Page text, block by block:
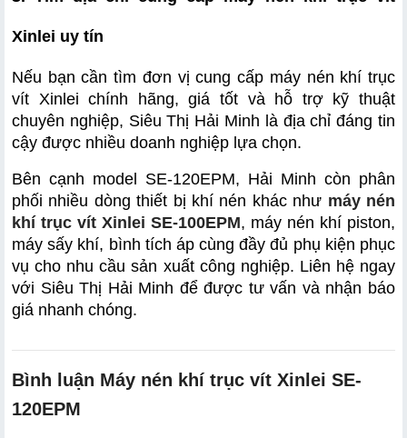
Xinlei uy tín
Nếu bạn cần tìm đơn vị cung cấp máy nén khí trục
vít Xinlei chính hãng, giá tốt và hỗ trợ kỹ thuật
chuyên nghiệp, Siêu Thị Hải Minh là địa chỉ đáng tin
cậy được nhiều doanh nghiệp lựa chọn.
Bên cạnh model SE-120EPM, Hải Minh còn phân
phối nhiều dòng thiết bị khí nén khác như máy nén
khí trục vít Xinlei SE-100EPM, máy nén khí piston,
máy sấy khí, bình tích áp cùng đầy đủ phụ kiện phục
vụ cho nhu cầu sản xuất công nghiệp. Liên hệ ngay
với Siêu Thị Hải Minh để được tư vấn và nhận báo
giá nhanh chóng.
Bình luận Máy nén khí trục vít Xinlei SE-
120EPM